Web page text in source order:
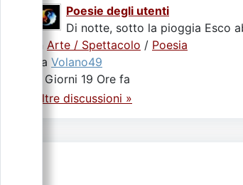
Poesie degli utenti
Di notte, sotto la pioggia Esco
Arte / Spettacolo / Poesia
da Volano49
4 Giorni 19 Ore fa
Altre discussioni »